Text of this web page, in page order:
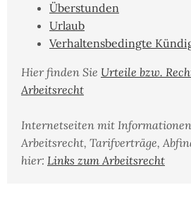
Überstunden
Urlaub
Verhaltensbedingte
Hier finden Sie Urteile bzw.
Arbeitsrecht
Internetseiten mit
Arbeitsrecht, Tarifverträge,
hier: Links zum Arbeitsrecht